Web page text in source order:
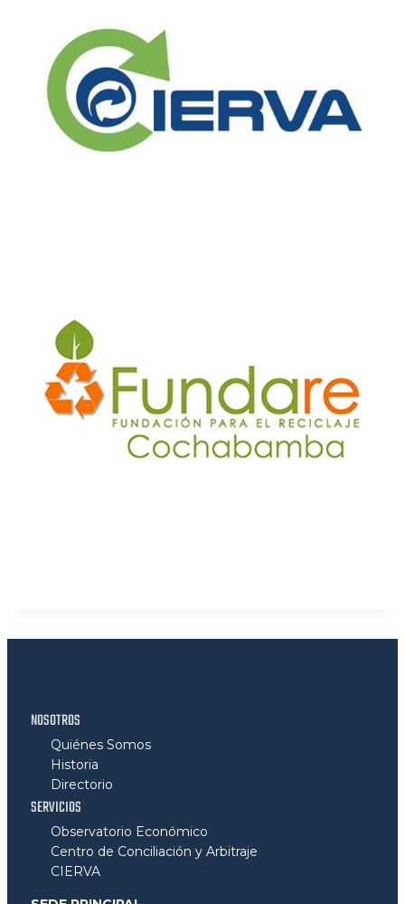
NOSOTROS
Quiénes Somos
Historia
Directorio
SERVICIOS
Observatorio Económico
Centro de Conciliación y Arbitraje
CIERVA